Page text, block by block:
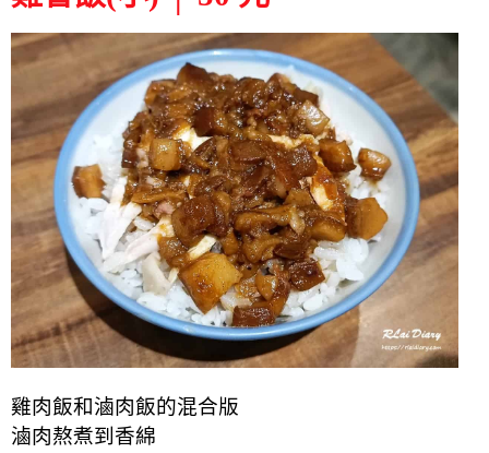
雞肉飯和滷肉飯的混合版
滷肉熬煮到香綿